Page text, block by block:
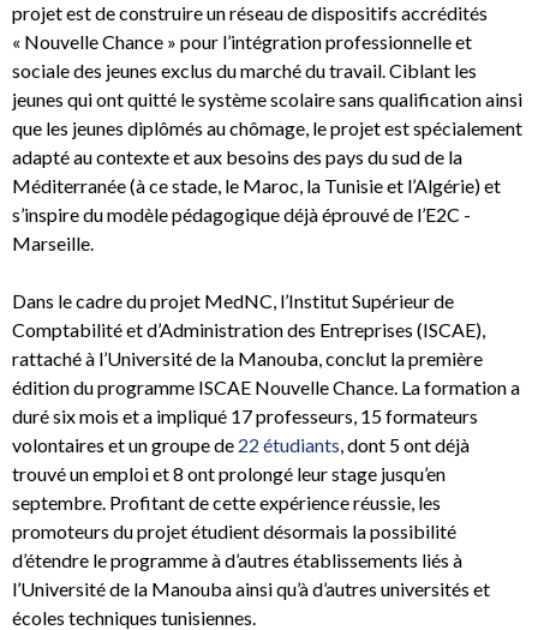
projet est de construire un réseau de dispositifs accrédités
« Nouvelle Chance » pour l’intégration professionnelle et
sociale des jeunes exclus du marché du travail. Ciblant les
jeunes qui ont quitté le système scolaire sans qualification ainsi
que les jeunes diplômés au chômage, le projet est spécialement
adapté au contexte et aux besoins des pays du sud de la
Méditerranée (à ce stade, le Maroc, la Tunisie et l’Algérie) et
s’inspire du modèle pédagogique déjà éprouvé de l’E2C -
Marseille.
Dans le cadre du projet MedNC, l’Institut Supérieur de
Comptabilité et d’Administration des Entreprises (ISCAE),
rattaché à l’Université de la Manouba, conclut la première
édition du programme ISCAE Nouvelle Chance. La formation a
duré six mois et a impliqué 17 professeurs, 15 formateurs
volontaires et un groupe de 22 étudiants, dont 5 ont déjà
trouvé un emploi et 8 ont prolongé leur stage jusqu’en
septembre. Profitant de cette expérience réussie, les
promoteurs du projet étudient désormais la possibilité
d’étendre le programme à d’autres établissements liés à
l’Université de la Manouba ainsi qu’à d’autres universités et
écoles techniques tunisiennes.